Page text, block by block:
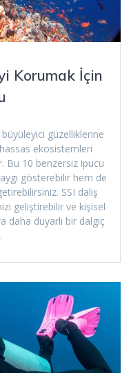
Korumak İçin
büyüleyici güzelliklerine
ekosistemleri
Bu 10 benzersiz ipucu
gösterebilir hem de
SSI dalış
geliştirebilir ve kişisel
daha duyarlı bir dalgıç